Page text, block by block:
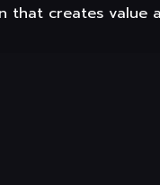
creates value